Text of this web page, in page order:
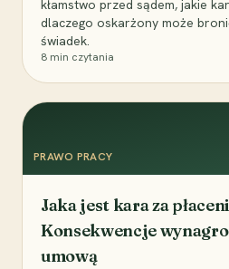
kłamstwo przed sądem, jakie
dlaczego oskarżony może
świadek.
8 min czytania
PRAWO PRACY
Jaka jest kara za
Konsekwencje
umową